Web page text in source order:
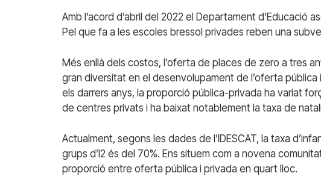
Amb l’acord d’abril del 2022 el Departament d’Educació
Pel que fa a les escoles bressol privades reben una
Més enllà dels costos, l’oferta de places de zero a tres
gran diversitat en el desenvolupament de l’oferta pública
els darrers anys, la proporció pública-privada ha variat
de centres privats i ha baixat notablement la taxa de
Actualment, segons les dades de l’IDESCAT, la taxa
grups d’I2 és del 70%. Ens situem com a novena
proporció entre oferta pública i privada en quart lloc.